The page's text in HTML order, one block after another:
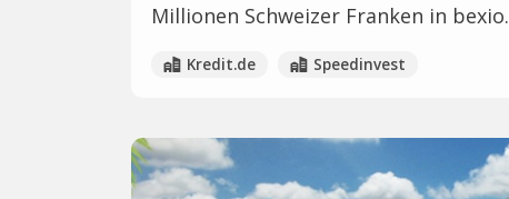
Millionen Schweizer Franken in bexio.
Kredit.de Speedinvest